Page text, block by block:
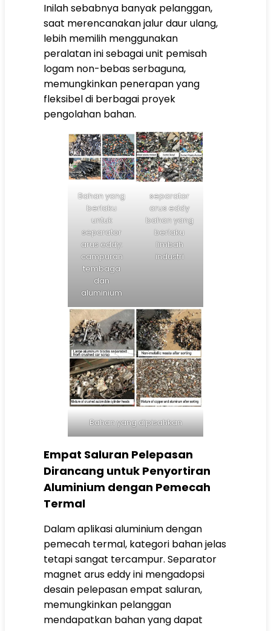
Inilah sebabnya banyak pelanggan,
saat merencanakan jalur daur ulang,
lebih memilih menggunakan
peralatan ini sebagai unit pemisah
logam non-bebas serbaguna,
memungkinkan penerapan yang
fleksibel di berbagai proyek
pengolahan bahan.
Bahan yang
berlaku
untuk
separator
arus eddy:
campuran
tembaga
dan
aluminium
separator
arus eddy
bahan yang
berlaku
limbah
industri
Bahan yang dipisahkan
Empat Saluran Pelepasan
Dirancang untuk Penyortiran
Aluminium dengan Pemecah
Termal
Dalam aplikasi aluminium dengan
pemecah termal, kategori bahan jelas
tetapi sangat tercampur. Separator
magnet arus eddy ini mengadopsi
desain pelepasan empat saluran,
memungkinkan pelanggan
mendapatkan bahan yang dapat